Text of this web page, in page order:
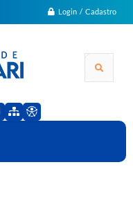
Login / Cadastro